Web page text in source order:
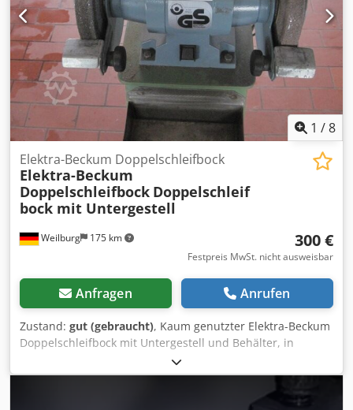
1 /8
Weilburg 175 km
Elektra-Beckum Doppelschleifbock
Elektra-Beckum
Doppelschleifbock Doppelschleif
bock mit Untergestell
300 €
Festpreis MwSt. nicht ausweisbar
Anfragen Anrufen
Zustand: gut (gebraucht), Kaum genutzter Elektra-Beckum
Doppelschleifbock mit Untergestell und Behälter, in
gutem, voll funktionsfähigen Zustand. Kein Versand
möglich Bitte keine E-Mail Anfragen! Bei Fragen stehen wir
ihnen gerne telefonisch zur Verfügung. Besichtigung und